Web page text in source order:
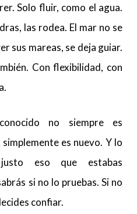
Solo fluir, como el agua.
las rodea. El mar no se
sus mareas, se deja guiar.
Con flexibilidad, con
no siempre es
es nuevo. Y lo
eso que estabas
si no lo pruebas. Si no
confiar.